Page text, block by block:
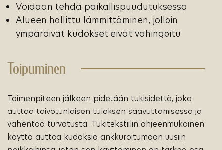
Voidaan tehdä paikallispuudutuksessa
Alueen hallittu lämmittäminen, jolloin
ympäröivät kudokset eivät vahingoitu
Toipuminen
Toimenpiteen jälkeen pidetään tukisidettä, joka
auttaa toivotunlaisen tuloksen saavuttamisessa ja
vähentää turvotusta. Tukitekstiilin ohjeenmukainen
käyttö auttaa kudoksia ankkuroitumaan uusiin